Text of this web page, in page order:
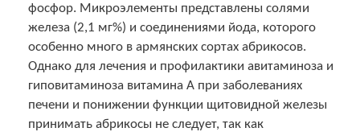
фосфор. Микроэлементы представлены солями
железа (2,1 мг%) и соединениями йода, которого
особенно много в армянских сортах абрикосов.
Однако для лечения и профилактики авитаминоза и
гиповитаминоза витамина А при заболеваниях
печени и понижении функции щитовидной железы
принимать абрикосы не следует, так как